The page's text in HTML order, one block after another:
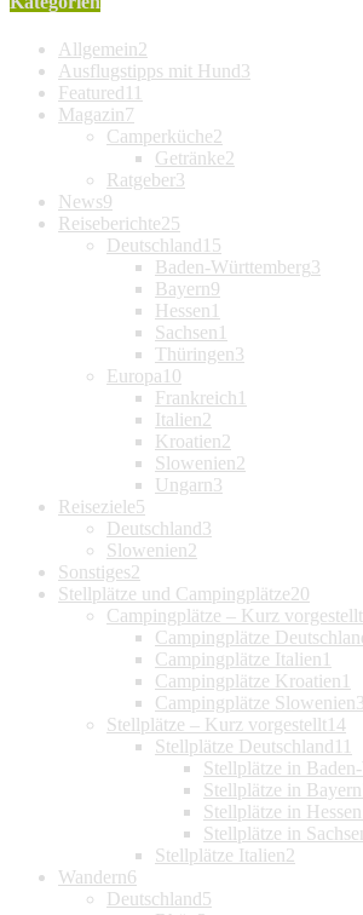
Allgemein2
Ausflugstipps mit Hund3
Featured 11
Magazin7
Camperküche2
Getränke2
Ratgeber3
News9
Reiseberichte25
Deutschland 15
Baden-Württemberg3
Bayern9
Hessen 1
Sachsen 1
Thüringen3
Europa 10
Frankreich 1
Italien2
Kroatien2
Slowenien2
Ungarn3
Reiseziele5
Deutschland3
Slowenien2
Sonstiges2
Stellplätze und Campingplätze20
Campingplätze – Kurz vorgestellt
Campingplätze
Campingplätze Italien 1
Campingplätze Kroatien 1
Campingplätze Slowenien3
Stellplätze – Kurz vorgestellt 14
Stellplätze Deutschland 11
Stellplätze in
Stellplätze in Bayern
Stellplätze in Hessen
Stellplätze in
Stellplätze Italien2
Wandern6
Deutschland5